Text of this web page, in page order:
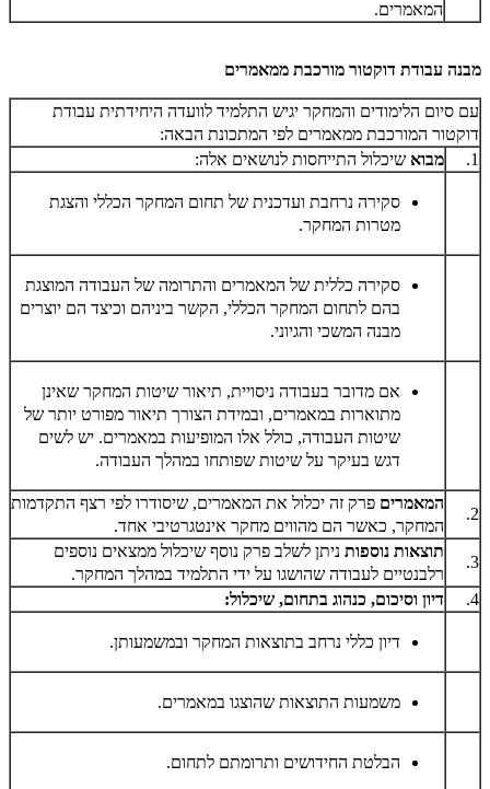
המאמרים.
מבנה עבודת דוקטור מורכבת ממאמרים
עם סיום הלימודים והמחקר יגיש התלמיד לוועדה היחידתית עבודת
דוקטור המורכבת ממאמרים לפי המתכונת הבאה:
1.
מבוא שיכלול התייחסות לנושאים אלה:
סקירה נרחבת ועדכנית של תחום המחקר הכללי והצגת
מטרות המחקר.
סקירה כללית של המאמרים והתרומה של העבודה המוצגת
בהם לתחום המחקר הכללי, הקשר ביניהם וכיצד הם יוצרים
מבנה המשכי והגיוני.
אם מדובר בעבודה ניסויית, תיאור שיטות המחקר שאינן
מתוארות במאמרים, ובמידת הצורך תיאור מפורט יותר של
שיטות העבודה, כולל אלו המופיעות במאמרים. יש לשים
דגש בעיקר על שיטות שפותחו במהלך העבודה.
2.
המאמרים פרק זה יכלול את המאמרים, שיסודרו לפי רצף התקדמות
המחקר, כאשר הם מהווים מחקר אינטגרטיבי אחד.
3.
תוצאות נוספות ניתן לשלב פרק נוסף שיכלול ממצאים נוספים
רלבנטיים לעבודה שהושגו על ידי התלמיד במהלך המחקר.
4.
דיון וסיכום, כנהוג בתחום, שיכלול:
דיון כללי נרחב בתוצאות המחקר ובמשמעותן.
משמעות התוצאות שהוצגו במאמרים.
הבלטת החידושים ותרומתם לתחום.